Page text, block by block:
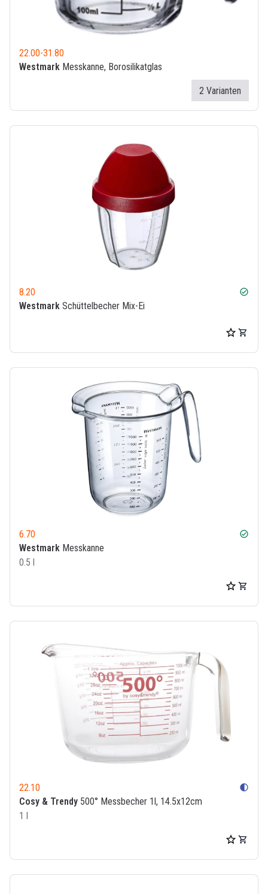
22.00-31.80
Westmark Messkanne, Borosilikatglas
2 Varianten
8.20 check_circle
Westmark Schüttelbecher Mix-Ei
6.70 check_circle
Westmark Messkanne
0.5 l
22.10 contrast
Cosy & Trendy 500° Messbecher 1l, 14.5x12cm
1 l